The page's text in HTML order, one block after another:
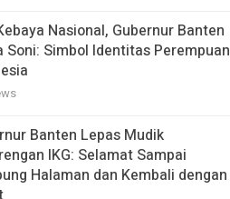
Nasional, Gubernur Banten
Soni: Simbol Identitas Perempuan
Banten Lepas Mudik
IKG: Selamat Sampai
Halaman dan Kembali dengan